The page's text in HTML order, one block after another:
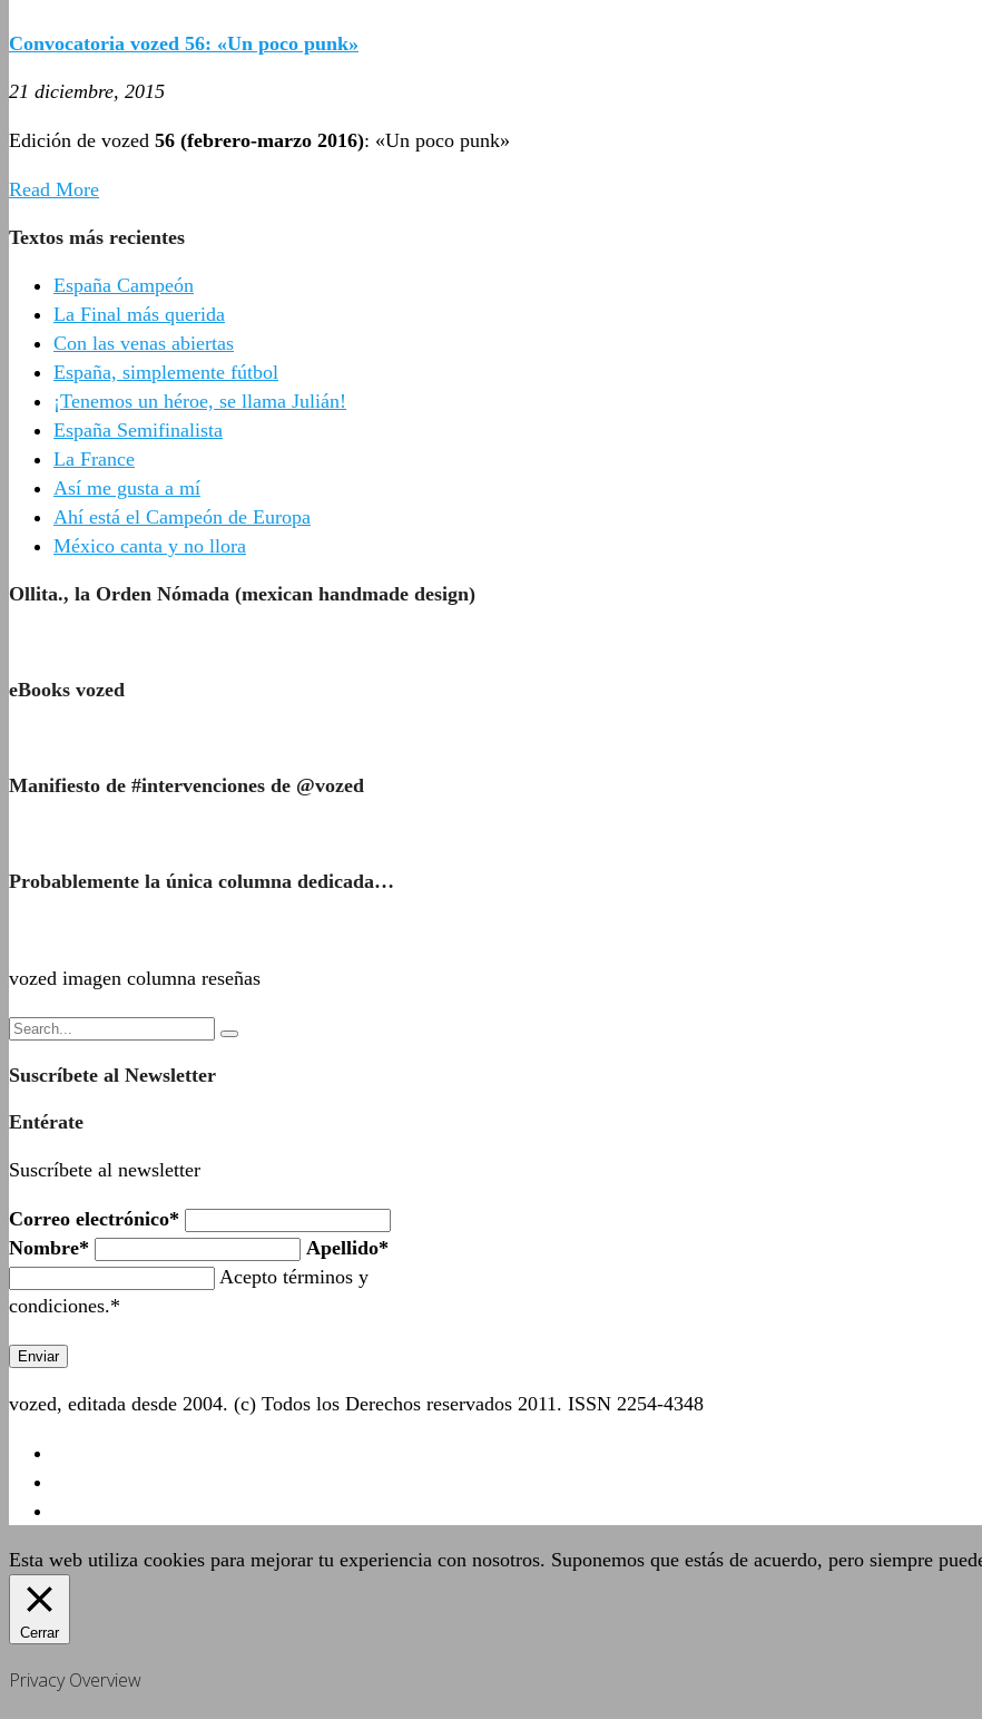
Convocatoria vozed 56: «Un poco punk»
21 diciembre, 2015
Edición de vozed 56 (febrero-marzo 2016): «Un poco punk»
Read More
Textos más recientes
España Campeón
La Final más querida
Con las venas abiertas
España, simplemente fútbol
¡Tenemos un héroe, se llama Julián!
España Semifinalista
La France
Así me gusta a mí
Ahí está el Campeón de Europa
México canta y no llora
Ollita., la Orden Nómada (mexican handmade design)
eBooks vozed
Manifiesto de #intervenciones de @vozed
Probablemente la única columna dedicada…
vozed imagen columna reseñas
Suscríbete al Newsletter
Entérate
Suscríbete al newsletter
Correo electrónico*
Nombre*
Apellido*
Acepto términos y
condiciones.*
vozed, editada desde 2004. (c) Todos los Derechos reservados 2011. ISSN 2254-4348
Esta web utiliza cookies para mejorar tu experiencia con nosotros. Suponemos que estás de acuerdo, pero siempre
Cerrar
Privacy Overview